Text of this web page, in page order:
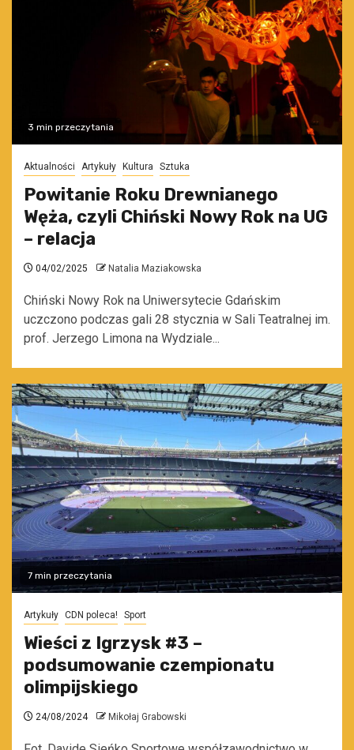
3 min przeczytania
Aktualności Artykuły Kultura Sztuka
Powitanie Roku Drewnianego
Węża, czyli Chiński Nowy Rok na UG
– relacja
04/02/2025 Natalia Maziakowska
Chiński Nowy Rok na Uniwersytecie Gdańskim
uczczono podczas gali 28 stycznia w Sali Teatralnej im.
prof. Jerzego Limona na Wydziale...
7 min przeczytania
Artykuły CDN poleca! Sport
Wieści z Igrzysk #3 –
podsumowanie czempionatu
olimpijskiego
24/08/2024 Mikołaj Grabowski